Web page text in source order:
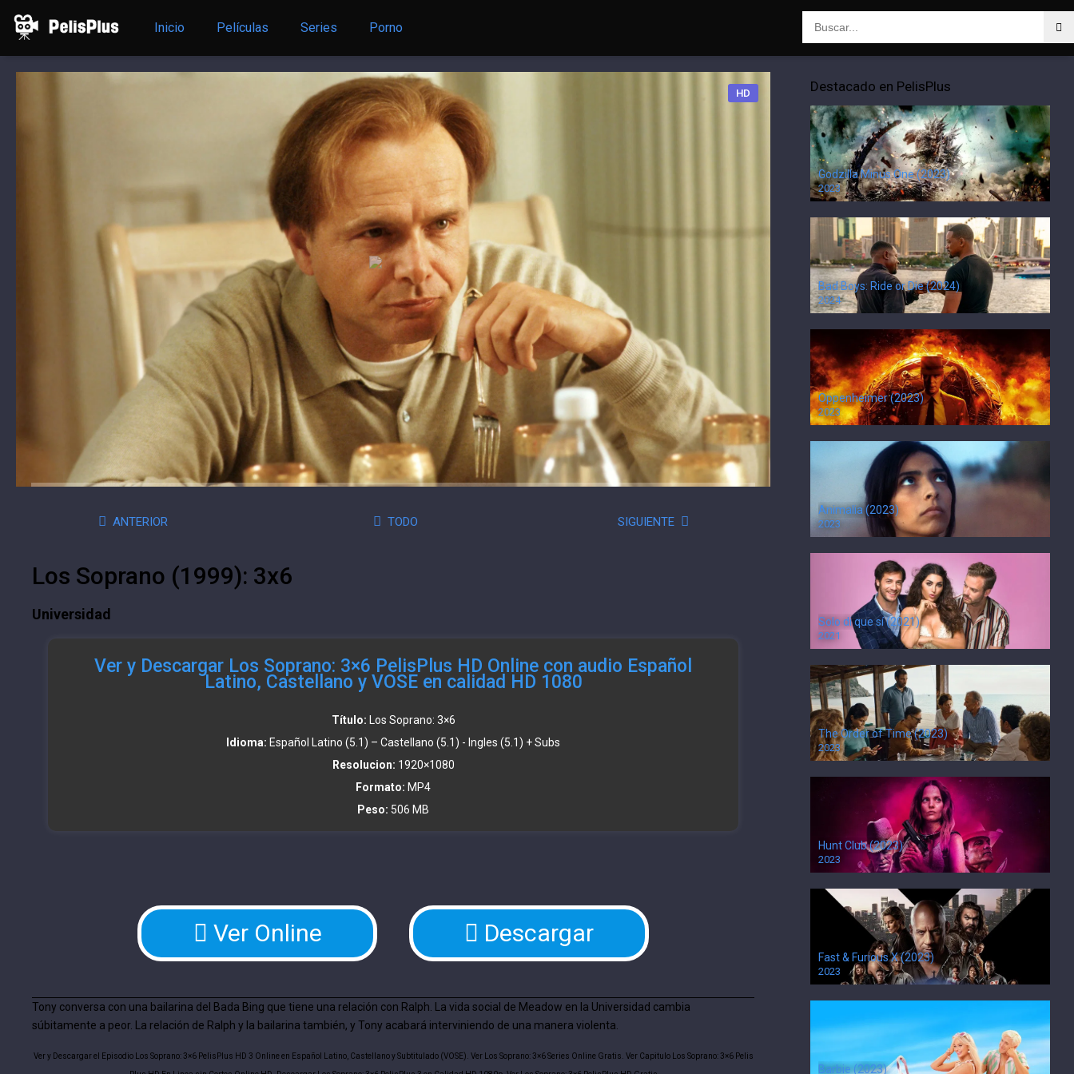
Inicio Películas Series Porno
HD
ANTERIOR TODO SIGUIENTE
Los Soprano (1999): 3x6
Universidad
Ver y Descargar Los Soprano: 3×6 PelisPlus HD Online con audio Español
Latino, Castellano y VOSE en calidad HD 1080
Título: Los Soprano: 3×6
Idioma: Español Latino (5.1) – Castellano (5.1) - Ingles (5.1) + Subs
Resolucion: 1920×1080
Formato: MP4
Peso: 506 MB
Ver Online Descargar
Tony conversa con una bailarina del Bada Bing que tiene una relación con Ralph. La vida social de Meadow en la Universidad cambia
súbitamente a peor. La relación de Ralph y la bailarina también, y Tony acabará interviniendo de una manera violenta.
Ver y Descargar el Episodio Los Soprano: 3×6 PelisPlus HD 3 Online en Español Latino, Castellano y Subtitulado (VOSE). Ver Los Soprano: 3×6 Series Online Gratis. Ver Capitulo Los Soprano: 3×6 Pelis
Destacado en PelisPlus
Godzilla Minus One (2023)
2023
Bad Boys: Ride or Die (2024)
2024
Oppenheimer (2023)
2023
Animalia (2023)
2023
Solo di que sí (2021)
2021
The Order of Time (2023)
2023
Hunt Club (2023)
2023
Fast & Furious X (2023)
2023
Barbie (2023)